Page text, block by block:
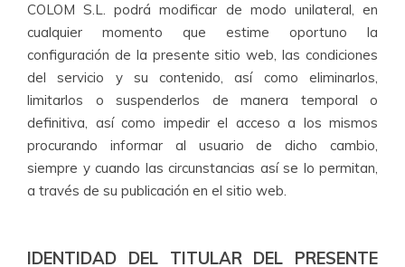
COLOM S.L. podrá modificar de modo unilateral, en
cualquier momento que estime oportuno la
configuración de la presente sitio web, las condiciones
del servicio y su contenido, así como eliminarlos,
limitarlos o suspenderlos de manera temporal o
definitiva, así como impedir el acceso a los mismos
procurando informar al usuario de dicho cambio,
siempre y cuando las circunstancias así se lo permitan,
a través de su publicación en el sitio web.
IDENTIDAD DEL TITULAR DEL PRESENTE